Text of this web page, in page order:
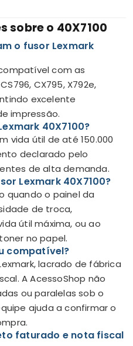
sobre o 40X7100
o fusor Lexmark
com as
CX795, X792e,
excelente
impressão.
40X7100?
vida útil de até 150.000
declarado pelo
de alta demanda.
Lexmark 40X7100?
quando o painel da
de troca,
útil máxima, ou ao
no papel.
compatível?
lacrado de fábrica
A AcessoShop não
ou paralelas sob o
ajuda a confirmar o
faturado e nota fiscal